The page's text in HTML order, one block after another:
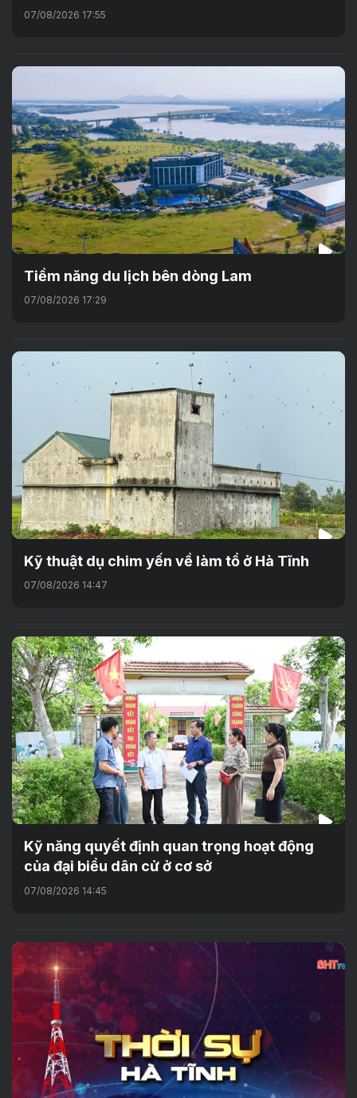
07/08/2026 17:55
Tiềm năng du lịch bên dòng Lam
07/08/2026 17:29
Kỹ thuật dụ chim yến về làm tổ ở Hà Tĩnh
07/08/2026 14:47
Kỹ năng quyết định quan trọng hoạt động
của đại biểu dân cử ở cơ sở
07/08/2026 14:45